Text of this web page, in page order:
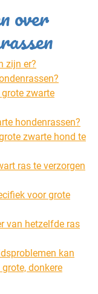
over
zijn er?
zwarte
hondenrassen?
zwarte hond te
ras te verzorgen
voor grote
van hetzelfde ras
kan
donkere